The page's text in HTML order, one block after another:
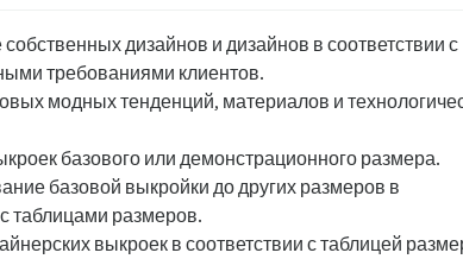
дизайнов и дизайнов в соответствии с
требованиями клиентов.
модных тенденций, материалов и
базового или демонстрационного размера.
базовой выкройки до других размеров в
таблицами размеров.
выкроек в соответствии с таблицей